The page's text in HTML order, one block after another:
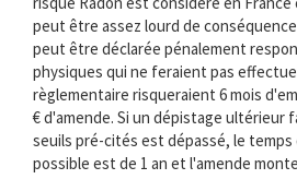
peut être assez lourd de
peut être déclarée pénalement
physiques qui ne feraient pas
règlementaire risqueraient 6 mois
€ d'amende. Si un dépistage ultérieur
seuils pré-cités est dépassé, le
possible est de 1 an et l'amende